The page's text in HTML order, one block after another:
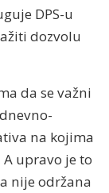
DPS-u
dozvolu
da se važni
na kojima
upravo je to
nije održana